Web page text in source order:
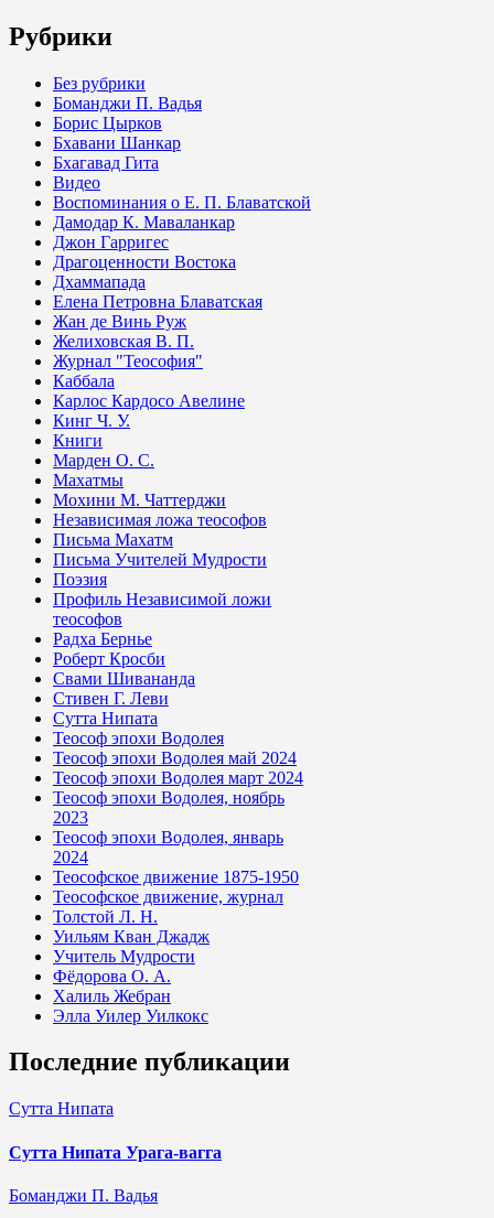
Рубрики
Без рубрики
Боманджи П. Вадья
Борис Цырков
Бхавани Шанкар
Бхагавад Гита
Видео
Воспоминания о Е. П. Блаватской
Дамодар К. Маваланкар
Джон Гарригес
Драгоценности Востока
Дхаммапада
Елена Петровна Блаватская
Жан де Винь Руж
Желиховская В. П.
Журнал "Теософия"
Каббала
Карлос Кардосо Авелине
Кинг Ч. У.
Книги
Марден О. С.
Махатмы
Мохини М. Чаттерджи
Независимая ложа теософов
Письма Махатм
Письма Учителей Мудрости
Поэзия
Профиль Независимой ложи
теософов
Радха Бернье
Роберт Кросби
Свами Шивананда
Стивен Г. Леви
Сутта Нипата
Теософ эпохи Водолея
Теософ эпохи Водолея май 2024
Теософ эпохи Водолея март 2024
Теософ эпохи Водолея, ноябрь
2023
Теософ эпохи Водолея, январь
2024
Теософское движение 1875-1950
Теософское движение, журнал
Толстой Л. Н.
Уильям Кван Джадж
Учитель Мудрости
Фёдорова О. А.
Халиль Жебран
Элла Уилер Уилкокс
Последние публикации
Сутта Нипата
Сутта Нипата Урага-вагга
Боманджи П. Вадья